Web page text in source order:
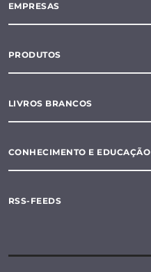
EMPRESAS
PRODUTOS
LIVROS BRANCOS
CONHECIMENTO E EDUCAÇÃO
RSS-FEEDS